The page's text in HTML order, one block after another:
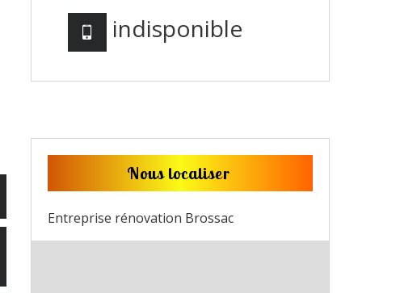
indisponible
Nous localiser
Entreprise rénovation Brossac